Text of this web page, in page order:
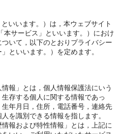
いいます。）は，本ウェブサイト
本サービス」といいます。）におけ
いて，以下のとおりプライバシー
といいます。）を定めます。
報」とは，個人情報保護法にいう
生存する個人に関する情報であっ
年月日，住所，電話番号，連絡先
を識別できる情報を指します。
報および特性情報」とは，上記に